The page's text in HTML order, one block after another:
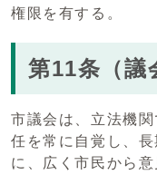
権限を有する。
第11条（議
市議会は、立法機
任を常に自覚し、
に、広く市民から